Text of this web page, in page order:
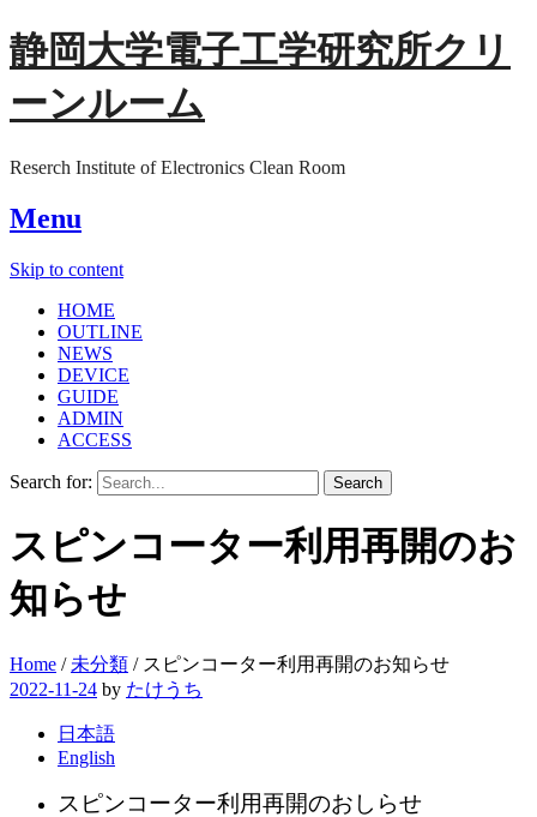
静岡大学電子工学研究所クリ
ーンルーム
Reserch Institute of Electronics Clean Room
Menu
Skip to content
HOME
OUTLINE
NEWS
DEVICE
GUIDE
ADMIN
ACCESS
Search for:
スピンコーター利用再開のお
知らせ
Home / 未分類 / スピンコーター利用再開のお知らせ
2022-11-24 by たけうち
日本語
English
スピンコーター利用再開のおしらせ